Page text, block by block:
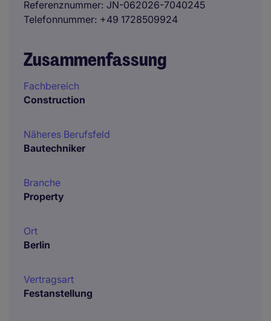
Referenznummer JN-062026-7040245
Telefonnummer +49 1728509924
Zusammenfassung
Fachbereich
Construction
Näheres Berufsfeld
Bautechniker
Branche
Property
Ort
Berlin
Vertragsart
Festanstellung